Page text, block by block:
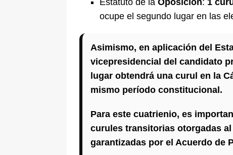
Estatuto de la Oposición: 1
ocupe el segundo lugar en las
Asimismo, en aplicación del
vicepresidencial del candidato
lugar obtendrá una curul en la
mismo período constitucional.
Para este cuatrienio, es
curules transitorias otorgadas
garantizadas por el Acuerdo de